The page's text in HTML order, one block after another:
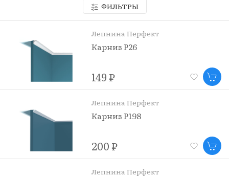
ФИЛЬТРЫ
Лепнина Перфект
Карниз P26
149 ₽
Лепнина Перфект
Карниз P198
200 ₽
Лепнина Перфект